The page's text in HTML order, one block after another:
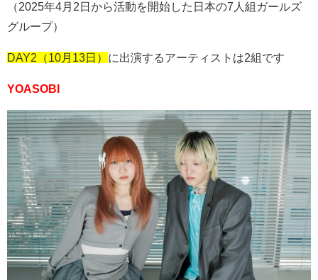
（2025年4月 2 日から活動を開始した日本の7 人組ガールズ
グループ）
DAY2（10月13日） に出演するアーティストは2組です
YOASOBI